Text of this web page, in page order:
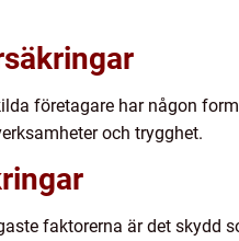
företagare har någon
och trygghet.
faktorerna är det skydd